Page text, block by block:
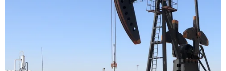
Các khu vực trên cả nước có mưa và dông. (Ảnh: Tuấn
Anh/TTXVN)
Theo Trung tâm Dự báo Khí tượng Thủy văn
Quốc gia, từ chiều tối ngày 30/7 đến 31/7 xảy ra